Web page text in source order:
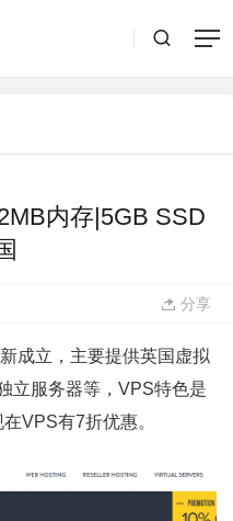
内存|5GB SSD
分享
成立，主要提供英国虚拟
立服务器等，VPS特色是
VPS有7折优惠。